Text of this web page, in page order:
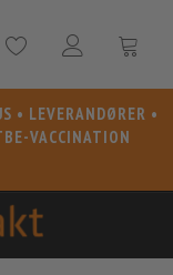
• LEVERANDØRER •
VACCINATION